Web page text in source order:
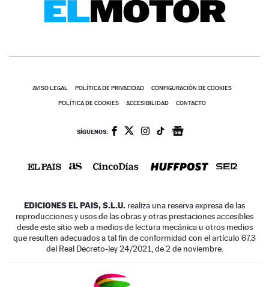
AVISO LEGAL POLÍTICA DE PRIVACIDAD CONFIGURACIÓN DE COOKIES
POLÍTICA DE COOKIES ACCESIBILIDAD CONTACTO
SÍGUENOS:
EDICIONES EL PAIS, S.L.U. realiza una reserva expresa de las
reproducciones y usos de las obras y otras prestaciones accesibles
desde este sitio web a medios de lectura mecánica u otros medios
que resulten adecuados a tal fin de conformidad con el artículo 67.3
del Real Decreto-ley 24/2021, de 2 de noviembre.